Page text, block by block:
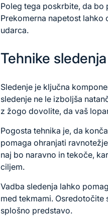
Poleg tega poskrbite, da bo
Prekomerna napetost lahko
udarca.
Tehnike
Sledenje je ključna
sledenje ne le izboljša
z žogo dovolite, da vaš
Pogosta tehnika je, da
pomaga ohranjati
naj bo naravno in tekoče,
ciljem.
Vadba sledenja lahko
med tekmami. Osredotočite
splošno predstavo.